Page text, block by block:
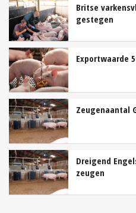
Britse
gestegen
Exportwaarde
Zeugenaantal
Dreigend
zeugen